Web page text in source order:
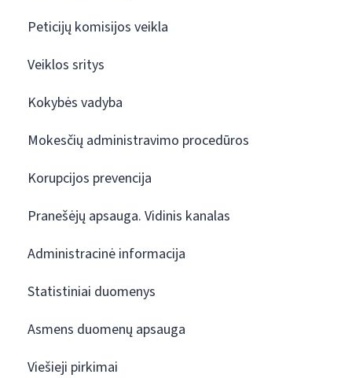
Peticijų komisijos veikla
Veiklos sritys
Kokybės vadyba
Mokesčių administravimo procedūros
Korupcijos prevencija
Pranešėjų apsauga. Vidinis kanalas
Administracinė informacija
Statistiniai duomenys
Asmens duomenų apsauga
Viešieji pirkimai